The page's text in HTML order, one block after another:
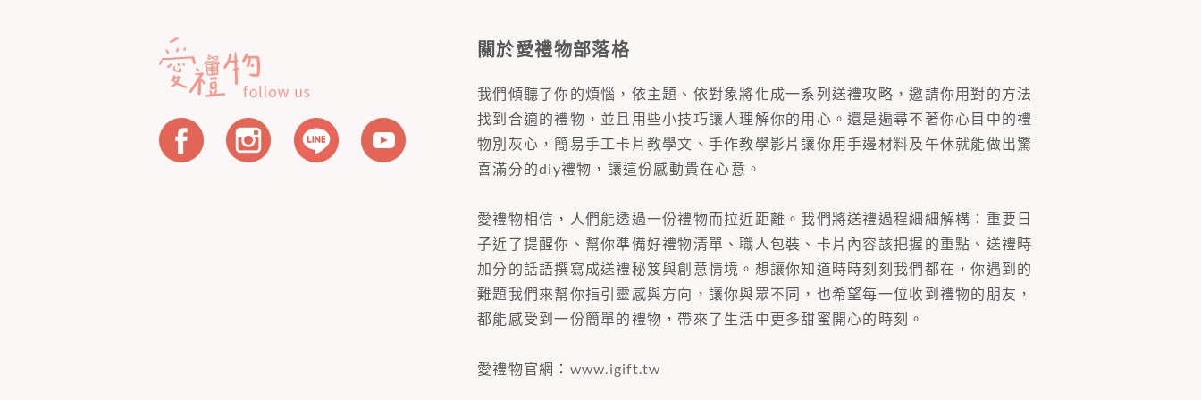
關於愛禮物部落格
我們傾聽了你的煩惱，依主題、依對象將化成一系列送禮攻略，邀請你用對的方法
找到合適的禮物，並且用些小技巧讓人理解你的用心。還是遍尋不著你心目中的禮
物別灰心，簡易手工卡片教學文、手作教學影片讓你用手邊材料及午休就能做出驚
喜滿分的diy禮物，讓這份感動貴在心意。
愛禮物相信，人們能透過一份禮物而拉近距離。我們將送禮過程細細解構：重要日
子近了提醒你、幫你準備好禮物清單、職人包裝、卡片內容該把握的重點、送禮時
加分的話語撰寫成送禮秘笈與創意情境。想讓你知道時時刻刻我們都在，你遇到的
難題我們來幫你指引靈感與方向，讓你與眾不同，也希望每一位收到禮物的朋友，
都能感受到一份簡單的禮物，帶來了生活中更多甜蜜開心的時刻。
愛禮物官網： www.igift.tw